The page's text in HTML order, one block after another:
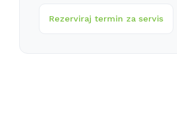
Rezerviraj termin za servis